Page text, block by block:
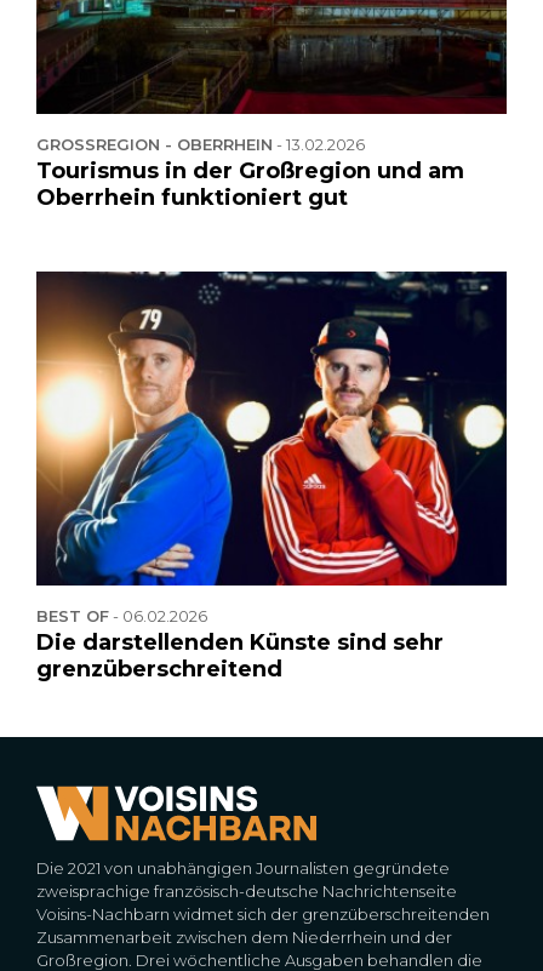
GROSSREGION - OBERRHEIN -13.02.2026
Tourismus in der Großregion und am
Oberrhein funktioniert gut
BEST OF- 06.02.2026
Die darstellenden Künste sind sehr
grenzüberschreitend
Die 2021 von unabhängigen Journalisten gegründete
zweisprachige französisch-deutsche Nachrichtenseite
Voisins-Nachbarn widmet sich der grenzüberschreitenden
Zusammenarbeit zwischen dem Niederrhein und der
Großregion. Drei wöchentliche Ausgaben behandlen die